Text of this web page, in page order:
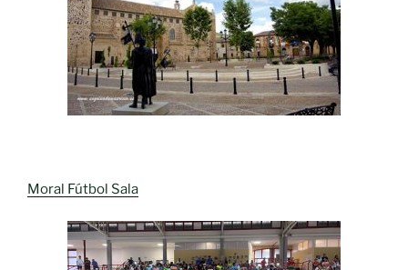
Moral Fútbol Sala